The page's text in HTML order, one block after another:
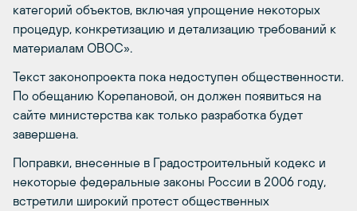
категорий объектов, включая упрощение некоторых
процедур, конкретизацию и детализацию требований к
материалам ОВОС».
Текст законопроекта пока недоступен общественности.
По обещанию Корепановой, он должен появиться на
сайте министерства как только разработка будет
завершена.
Поправки, внесенные в Градостроительный кодекс и
некоторые федеральные законы России в 2006 году,
встретили широкий протест общественных